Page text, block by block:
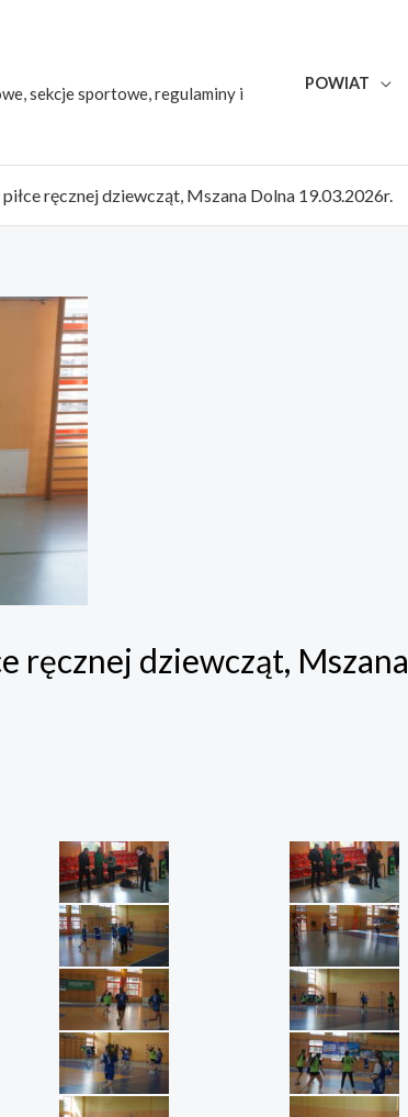
sekcje sportowe, regulaminy i
POWIAT
ręcznej dziewcząt, Mszana Dolna 19.03.2026r.
ręcznej dziewcząt, Mszana